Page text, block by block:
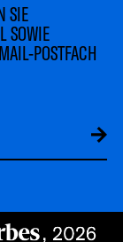
SIE
SOWIE
POSTFACH